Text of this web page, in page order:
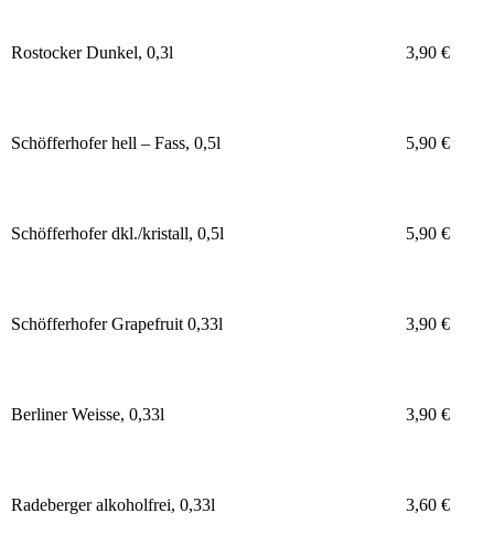
Rostocker Dunkel, 0,3l 3,90 €
Schöfferhofer hell – Fass, 0,5l 5,90 €
Schöfferhofer dkl./kristall, 0,5l 5,90 €
Schöfferhofer Grapefruit 0,33l 3,90 €
Berliner Weisse, 0,33l 3,90 €
Radeberger alkoholfrei, 0,33l 3,60 €